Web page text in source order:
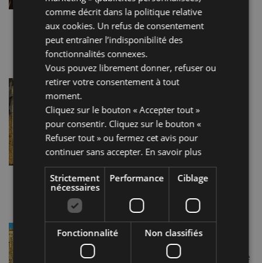
militaire et civile avec les
Malatesta qui l’ont pourvu d’un
château et d’une série […]
Lire la suite…
ARC D’AUGUSTE
l’honneur de César Octavien
Auguste, c’est le plus ancien des
arcs romains encore existants; il
se trouve dans le point de
rencontre entre la voie Flaminia
(qui […]
MONTEBELLO, CHÂTEAU
D’AZZURRINA
Centre historique caractéristique
comme décrit dans la politique relative
aux cookies. Un refus de consentement
peut entraîner l’indisponibilité des
fonctionnalités connexes.
Vous pouvez librement donner, refuser ou
retirer votre consentement à tout
moment.
Cliquez sur le bouton « Accepter tout »
pour consentir. Cliquez sur le bouton «
Refuser tout » ou fermez cet avis pour
continuer sans accepter. En savoir plus
Strictement
nécessaires
Performance Ciblage
Fonctionnalité Non classifiés